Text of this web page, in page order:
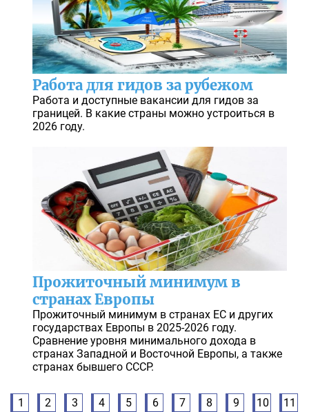
Работа для гидов за рубежом
Работа и доступные вакансии для гидов за
границей. В какие страны можно устроиться в
2026 году.
Прожиточный минимум в
странах Европы
Прожиточный минимум в странах ЕС и других
государствах Европы в 2025-2026 году.
Сравнение уровня минимального дохода в
странах Западной и Восточной Европы, а также
странах бывшего СССР.
1 2 3 4 5 6 7 8 9 10
11